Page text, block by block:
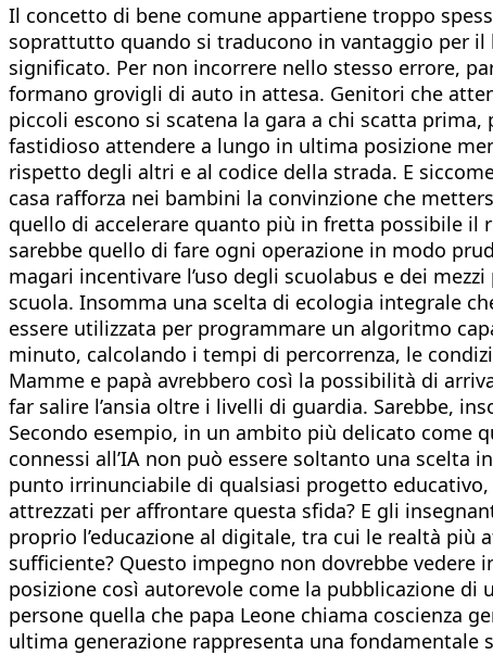
Il concetto di bene comune appartiene troppo
soprattutto quando si traducono in vantaggio per
significato. Per non incorrere nello stesso errore,
formano grovigli di auto in attesa. Genitori che
piccoli escono si scatena la gara a chi scatta prima,
fastidioso attendere a lungo in ultima posizione
rispetto degli altri e al codice della strada. E
casa rafforza nei bambini la convinzione che
quello di accelerare quanto più in fretta possibile
sarebbe quello di fare ogni operazione in modo
magari incentivare l’uso degli scuolabus e dei
scuola. Insomma una scelta di ecologia integrale
essere utilizzata per programmare un algoritmo
minuto, calcolando i tempi di percorrenza, le
Mamme e papà avrebbero così la possibilità di
far salire l’ansia oltre i livelli di guardia. Sarebbe,
Secondo esempio, in un ambito più delicato come
connessi all’IA non può essere soltanto una scelta
punto irrinunciabile di qualsiasi progetto
attrezzati per affrontare questa sfida? E gli
proprio l’educazione al digitale, tra cui le realtà
sufficiente? Questo impegno non dovrebbe vedere
posizione così autorevole come la pubblicazione di
persone quella che papa Leone chiama coscienza
ultima generazione rappresenta una fondamentale